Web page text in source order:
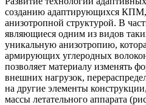
созданию адаптирующихся КПМ,
анизотропной структурой. В
являющиеся одним из видов
уникальную анизотропию,
армирующих углеродных
позволяет материалу изменять
внешних нагрузок,
на другие элементы
массы летательного аппарата